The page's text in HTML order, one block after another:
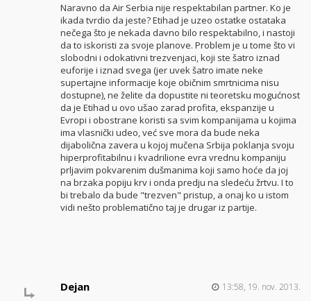
Naravno da Air Serbia nije respektabilan partner. Ko je
ikada tvrdio da jeste? Etihad je uzeo ostatke ostataka
nečega što je nekada davno bilo respektabilno, i nastoji
da to iskoristi za svoje planove. Problem je u tome što vi
slobodni i odokativni trezvenjaci, koji ste šatro iznad
euforije i iznad svega (jer uvek šatro imate neke
supertajne informacije koje običnim smrtnicima nisu
dostupne), ne želite da dopustite ni teoretsku mogućnost
da je Etihad u ovo ušao zarad profita, ekspanzije u
Evropi i obostrane koristi sa svim kompanijama u kojima
ima vlasnički udeo, već sve mora da bude neka
dijabolična zavera u kojoj mučena Srbija poklanja svoju
hiperprofitabilnu i kvadrilione evra vrednu kompaniju
prljavim pokvarenim dušmanima koji samo hoće da joj
na brzaka popiju krv i onda predju na sledeću žrtvu. I to
bi trebalo da bude "trezven" pristup, a onaj ko u istom
vidi nešto problematično taj je drugar iz partije.
Dejan 13:58, 19. nov. 2013.